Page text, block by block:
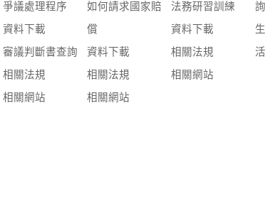
爭議處理程序
資料下載
審議判斷書查詢
相關法規
相關網站
如何請求國家賠
償
資料下載
相關法規
相關網站
法務研習訓練
資料下載
相關法規
相關網站